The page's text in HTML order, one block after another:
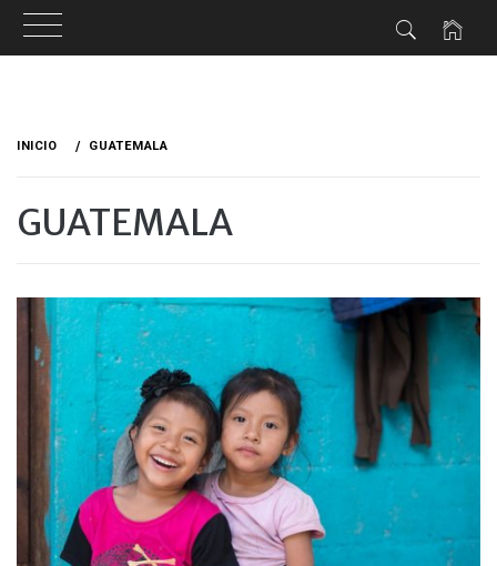
INICIO GUATEMALA
GUATEMALA